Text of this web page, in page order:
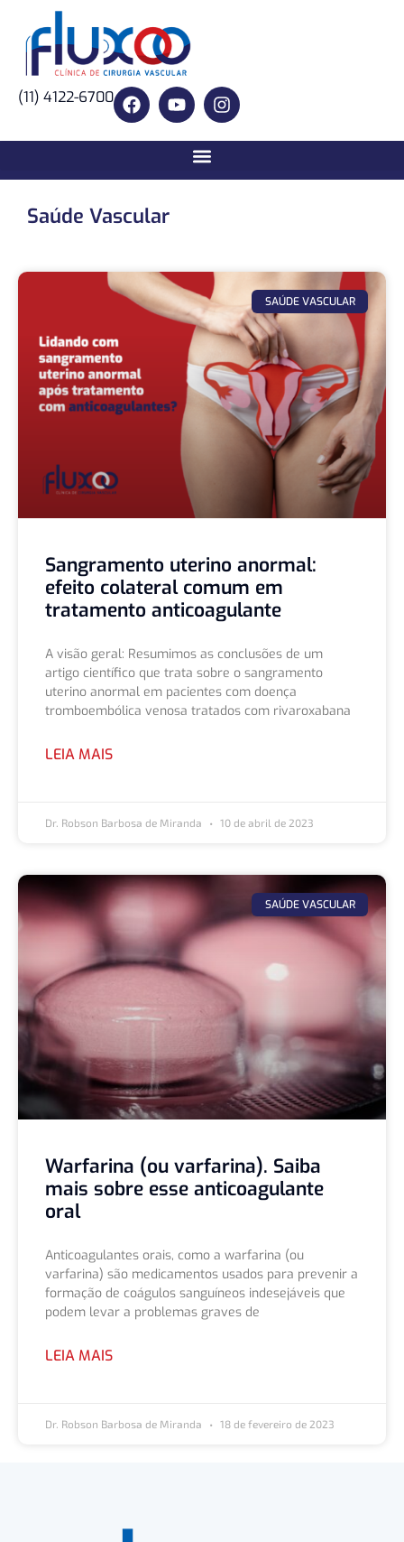
(11) 4122-6700
Saúde Vascular
SAÚDE VASCULAR
Sangramento uterino anormal:
efeito colateral comum em
tratamento anticoagulante
A visão geral: Resumimos as conclusões de um
artigo científico que trata sobre o sangramento
uterino anormal em pacientes com doença
tromboembólica venosa tratados com rivaroxabana
LEIA MAIS
Dr. Robson Barbosa de Miranda 10 de abril de 2023
SAÚDE VASCULAR
Warfarina (ou varfarina). Saiba
mais sobre esse anticoagulante
oral
Anticoagulantes orais, como a warfarina (ou
varfarina) são medicamentos usados para prevenir a
formação de coágulos sanguíneos indesejáveis que
podem levar a problemas graves de
LEIA MAIS
Dr. Robson Barbosa de Miranda 18 de fevereiro de 2023